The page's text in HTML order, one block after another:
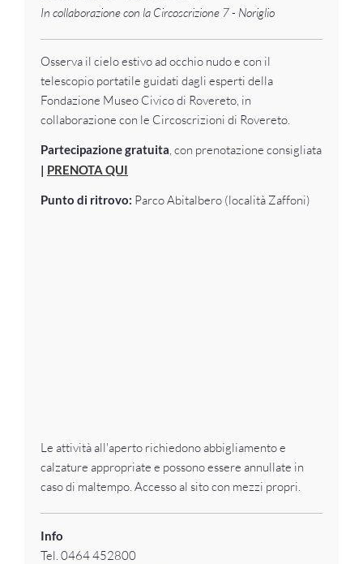
In collaborazione con la Circoscrizione 7 - Noriglio
Osserva il cielo estivo ad occhio nudo e con il
telescopio portatile guidati dagli esperti della
Fondazione Museo Civico di Rovereto, in
collaborazione con le Circoscrizioni di Rovereto.
Partecipazione gratuita, con prenotazione consigliata
| PRENOTA QUI
Punto di ritrovo: Parco Abitalbero (località Zaffoni)
Le attività all'aperto richiedono abbigliamento e
calzature appropriate e possono essere annullate in
caso di maltempo. Accesso al sito con mezzi propri.
Info
Tel. 0464 452800